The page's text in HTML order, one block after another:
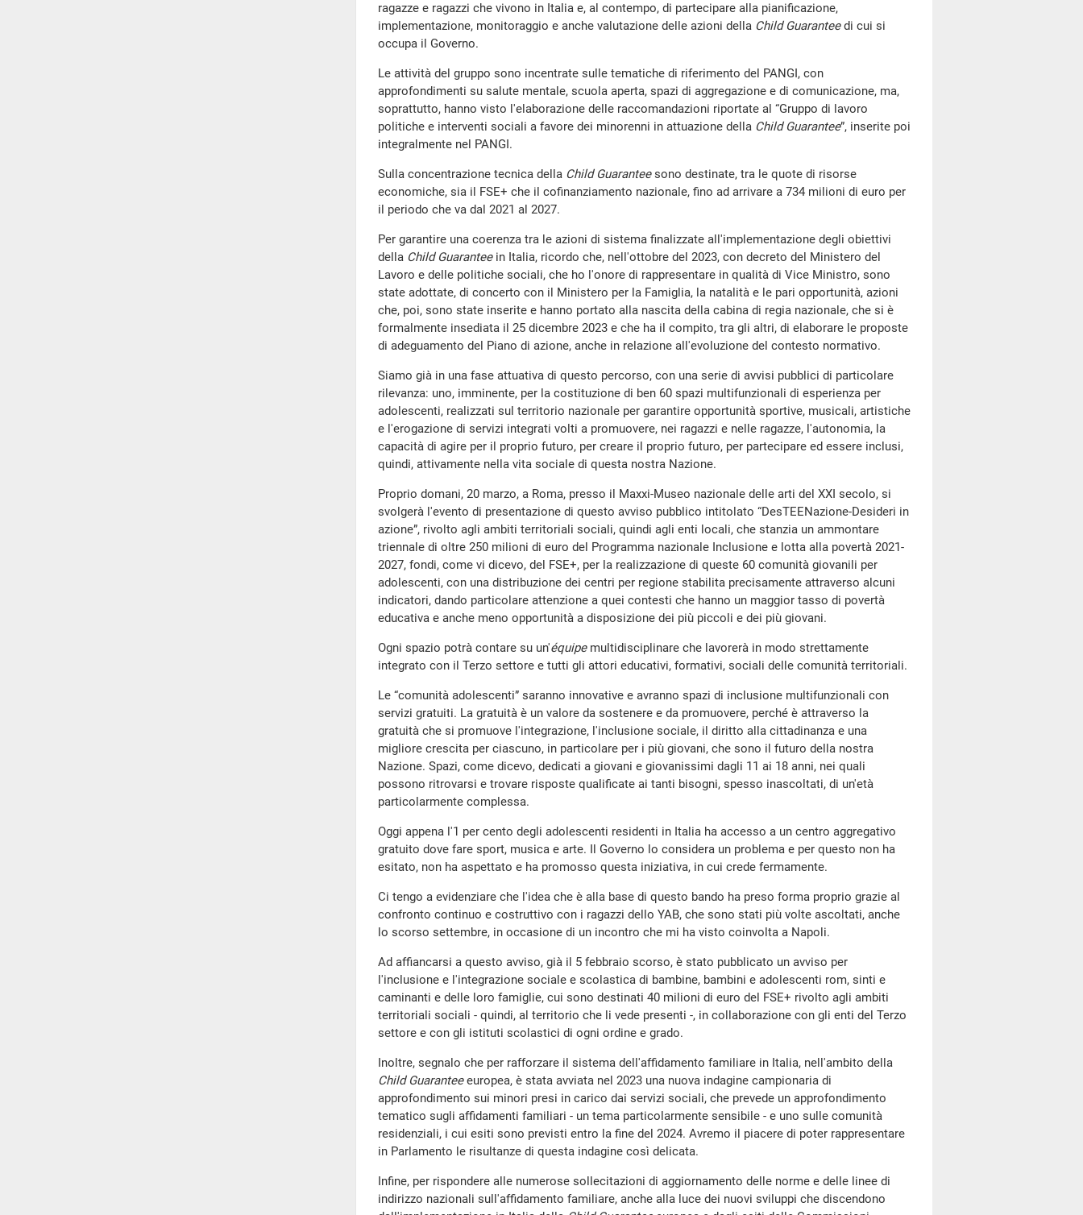
ragazze e ragazzi che vivono in Italia e, al contempo, di partecipare alla pianificazione,
implementazione, monitoraggio e anche valutazione delle azioni della Child Guaranteedi cui si
occupa il Governo.
Le attività del gruppo sono incentrate sulle tematiche di riferimento del PANGI, con
approfondimenti su salute mentale, scuola aperta, spazi di aggregazione e di comunicazione, ma,
soprattutto, hanno visto l'elaborazione delle raccomandazioni riportate al “Gruppo di lavoro
politiche e interventi sociali a favore dei minorenni in attuazione della Child Guarantee”, inserite poi
integralmente nel PANGI.
Sulla concentrazione tecnica della Child Guaranteesono destinate, tra le quote di risorse
economiche, sia il FSE+ che il cofinanziamento nazionale, fino ad arrivare a 734 milioni di euro per
il periodo che va dal 2021 al 2027.
Per garantire una coerenza tra le azioni di sistema finalizzate all'implementazione degli obiettivi
della Child Guaranteein Italia, ricordo che, nell'ottobre del 2023, con decreto del Ministero del
Lavoro e delle politiche sociali, che ho l'onore di rappresentare in qualità di Vice Ministro, sono
state adottate, di concerto con il Ministero per la Famiglia, la natalità e le pari opportunità, azioni
che, poi, sono state inserite e hanno portato alla nascita della cabina di regia nazionale, che si è
formalmente insediata il 25 dicembre 2023 e che ha il compito, tra gli altri, di elaborare le proposte
di adeguamento del Piano di azione, anche in relazione all'evoluzione del contesto normativo.
Siamo già in una fase attuativa di questo percorso, con una serie di avvisi pubblici di particolare
rilevanza: uno, imminente, per la costituzione di ben 60 spazi multifunzionali di esperienza per
adolescenti, realizzati sul territorio nazionale per garantire opportunità sportive, musicali, artistiche
e l'erogazione di servizi integrati volti a promuovere, nei ragazzi e nelle ragazze, l'autonomia, la
capacità di agire per il proprio futuro, per creare il proprio futuro, per partecipare ed essere inclusi,
quindi, attivamente nella vita sociale di questa nostra Nazione.
Proprio domani, 20 marzo, a Roma, presso il Maxxi-Museo nazionale delle arti del XXI secolo, si
svolgerà l'evento di presentazione di questo avviso pubblico intitolato “DesTEENazione-Desideri in
azione”, rivolto agli ambiti territoriali sociali, quindi agli enti locali, che stanzia un ammontare
triennale di oltre 250 milioni di euro del Programma nazionale Inclusione e lotta alla povertà 2021-
2027, fondi, come vi dicevo, del FSE+, per la realizzazione di queste 60 comunità giovanili per
adolescenti, con una distribuzione dei centri per regione stabilita precisamente attraverso alcuni
indicatori, dando particolare attenzione a quei contesti che hanno un maggior tasso di povertà
educativa e anche meno opportunità a disposizione dei più piccoli e dei più giovani.
Ogni spazio potrà contare su un'équipemultidisciplinare che lavorerà in modo strettamente
integrato con il Terzo settore e tutti gli attori educativi, formativi, sociali delle comunità territoriali.
Le “comunità adolescenti” saranno innovative e avranno spazi di inclusione multifunzionali con
servizi gratuiti. La gratuità è un valore da sostenere e da promuovere, perché è attraverso la
gratuità che si promuove l'integrazione, l'inclusione sociale, il diritto alla cittadinanza e una
migliore crescita per ciascuno, in particolare per i più giovani, che sono il futuro della nostra
Nazione. Spazi, come dicevo, dedicati a giovani e giovanissimi dagli 11 ai 18 anni, nei quali
possono ritrovarsi e trovare risposte qualificate ai tanti bisogni, spesso inascoltati, di un'età
particolarmente complessa.
Oggi appena l'1 per cento degli adolescenti residenti in Italia ha accesso a un centro aggregativo
gratuito dove fare sport, musica e arte. Il Governo lo considera un problema e per questo non ha
esitato, non ha aspettato e ha promosso questa iniziativa, in cui crede fermamente.
Ci tengo a evidenziare che l'idea che è alla base di questo bando ha preso forma proprio grazie al
confronto continuo e costruttivo con i ragazzi dello YAB, che sono stati più volte ascoltati, anche
lo scorso settembre, in occasione di un incontro che mi ha visto coinvolta a Napoli.
Ad affiancarsi a questo avviso, già il 5 febbraio scorso, è stato pubblicato un avviso per
l'inclusione e l'integrazione sociale e scolastica di bambine, bambini e adolescenti rom, sinti e
caminanti e delle loro famiglie, cui sono destinati 40 milioni di euro del FSE+ rivolto agli ambiti
territoriali sociali - quindi, al territorio che li vede presenti -, in collaborazione con gli enti del Terzo
settore e con gli istituti scolastici di ogni ordine e grado.
Inoltre, segnalo che per rafforzare il sistema dell'affidamento familiare in Italia, nell'ambito della
Child Guaranteeeuropea, è stata avviata nel 2023 una nuova indagine campionaria di
approfondimento sui minori presi in carico dai servizi sociali, che prevede un approfondimento
tematico sugli affidamenti familiari - un tema particolarmente sensibile - e uno sulle comunità
residenziali, i cui esiti sono previsti entro la fine del 2024. Avremo il piacere di poter rappresentare
in Parlamento le risultanze di questa indagine così delicata.
Infine, per rispondere alle numerose sollecitazioni di aggiornamento delle norme e delle linee di
indirizzo nazionali sull'affidamento familiare, anche alla luce dei nuovi sviluppi che discendono